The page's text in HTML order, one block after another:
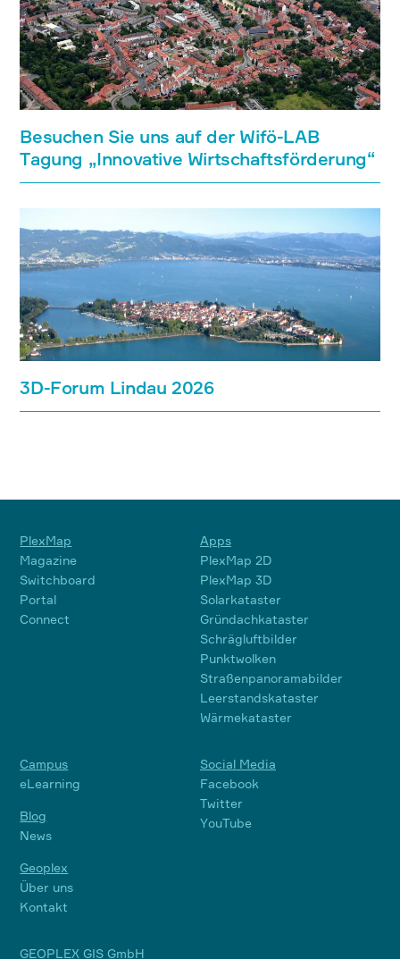
Besuchen Sie uns auf der Wifö-LAB
Tagung „Innovative Wirtschaftsförderung“
3D-Forum Lindau 2026
PlexMap
Magazine
Switchboard
Portal
Connect
Apps
PlexMap 2D
PlexMap 3D
Solarkataster
Gründachkataster
Schrägluftbilder
Punktwolken
Straßenpanoramabilder
Leerstandskataster
Wärmekataster
Campus
eLearning
Blog
News
Geoplex
Über uns
Kontakt
Social Media
Facebook
Twitter
YouTube
GEOPLEX GIS GmbH